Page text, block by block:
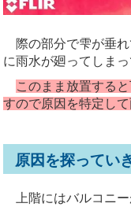
際の部分で雫が垂れ
に雨水が廻ってしま
このまま放置する
すので原因を特定し
原因を探ってい
上階にはバルコニー